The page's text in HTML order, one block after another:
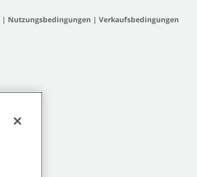
| Nutzungsbedingungen | Verkaufsbedingungen